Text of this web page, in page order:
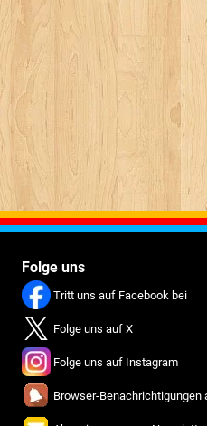
Folge uns
Tritt uns auf Facebook bei
Folge uns auf X
Folge uns auf Instagram
Browser-Benachrichtigungen